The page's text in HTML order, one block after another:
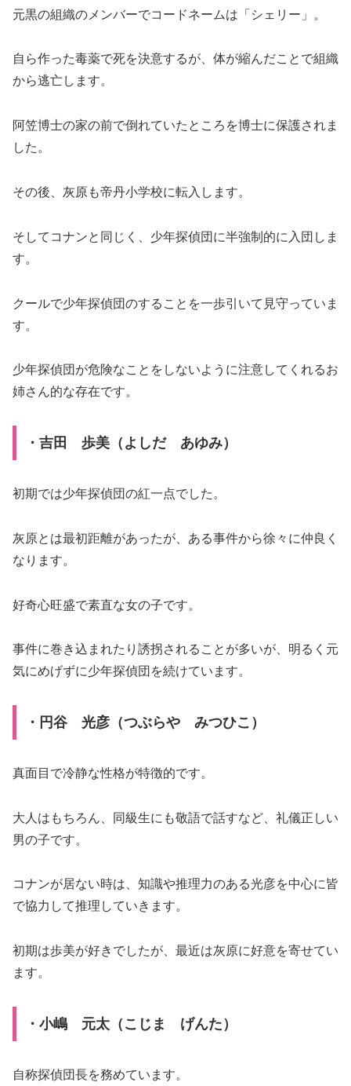
元黒の組織のメンバーでコードネームは「シェリー」。
自ら作った毒薬で死を決意するが、体が縮んだことで組織
から逃亡します。
阿笠博士の家の前で倒れていたところを博士に保護されま
した。
その後、灰原も帝丹小学校に転入します。
そしてコナンと同じく、少年探偵団に半強制的に入団しま
す。
クールで少年探偵団のすることを一歩引いて見守っていま
す。
少年探偵団が危険なことをしないように注意してくれるお
姉さん的な存在です。
・吉田 歩美（よしだ あゆみ）
初期では少年探偵団の紅一点でした。
灰原とは最初距離があったが、ある事件から徐々に仲良く
なります。
好奇心旺盛で素直な女の子です。
事件に巻き込まれたり誘拐されることが多いが、明るく元
気にめげずに少年探偵団を続けています。
・円谷 光彦（つぶらや みつひこ）
真面目で冷静な性格が特徴的です。
大人はもちろん、同級生にも敬語で話すなど、礼儀正しい
男の子です。
コナンが居ない時は、知識や推理力のある光彦を中心に皆
で協力して推理していきます。
初期は歩美が好きでしたが、最近は灰原に好意を寄せてい
ます。
・小嶋 元太（こじま げんた）
自称探偵団長を務めています。